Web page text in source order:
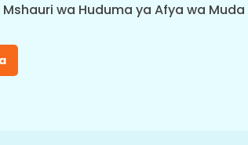
wa Huduma ya Afya wa